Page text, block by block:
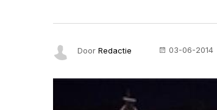
Door Redactie 03-06-2014